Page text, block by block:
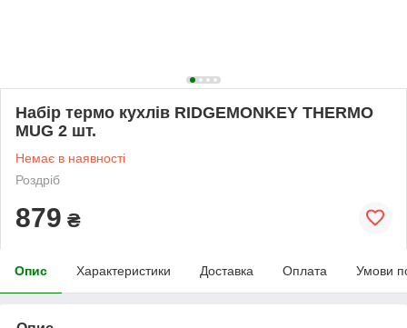
Набір термо кухлів RIDGEMONKEY THERMO
MUG 2 шт.
Немає в наявності
Роздріб
879 ₴
Опис Характеристики Доставка Оплата Умови